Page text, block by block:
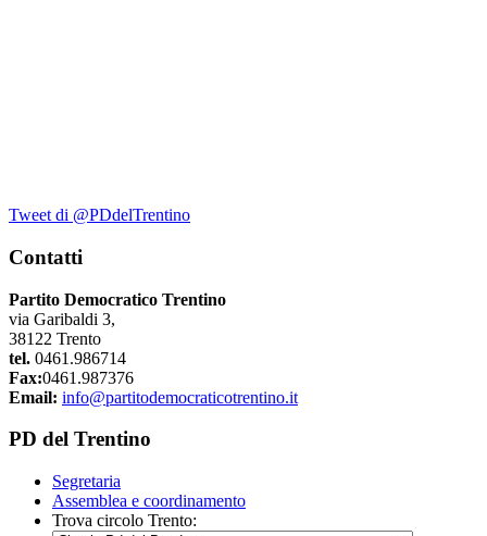
Tweet di @PDdelTrentino
Contatti
Partito Democratico Trentino
via Garibaldi 3,
38122 Trento
tel. 0461.986714
Fax:0461.987376
Email: info@partitodemocraticotrentino.it
PD del Trentino
Segretaria
Assemblea e coordinamento
Trova circolo Trento: